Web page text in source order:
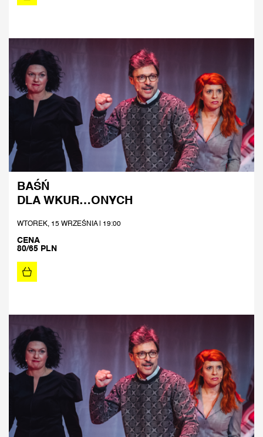
BAŚŃ
DLA WKUR…ONYCH
WTOREK, 15 WRZEŚNIA | 19:00
CENA
80/65 PLN